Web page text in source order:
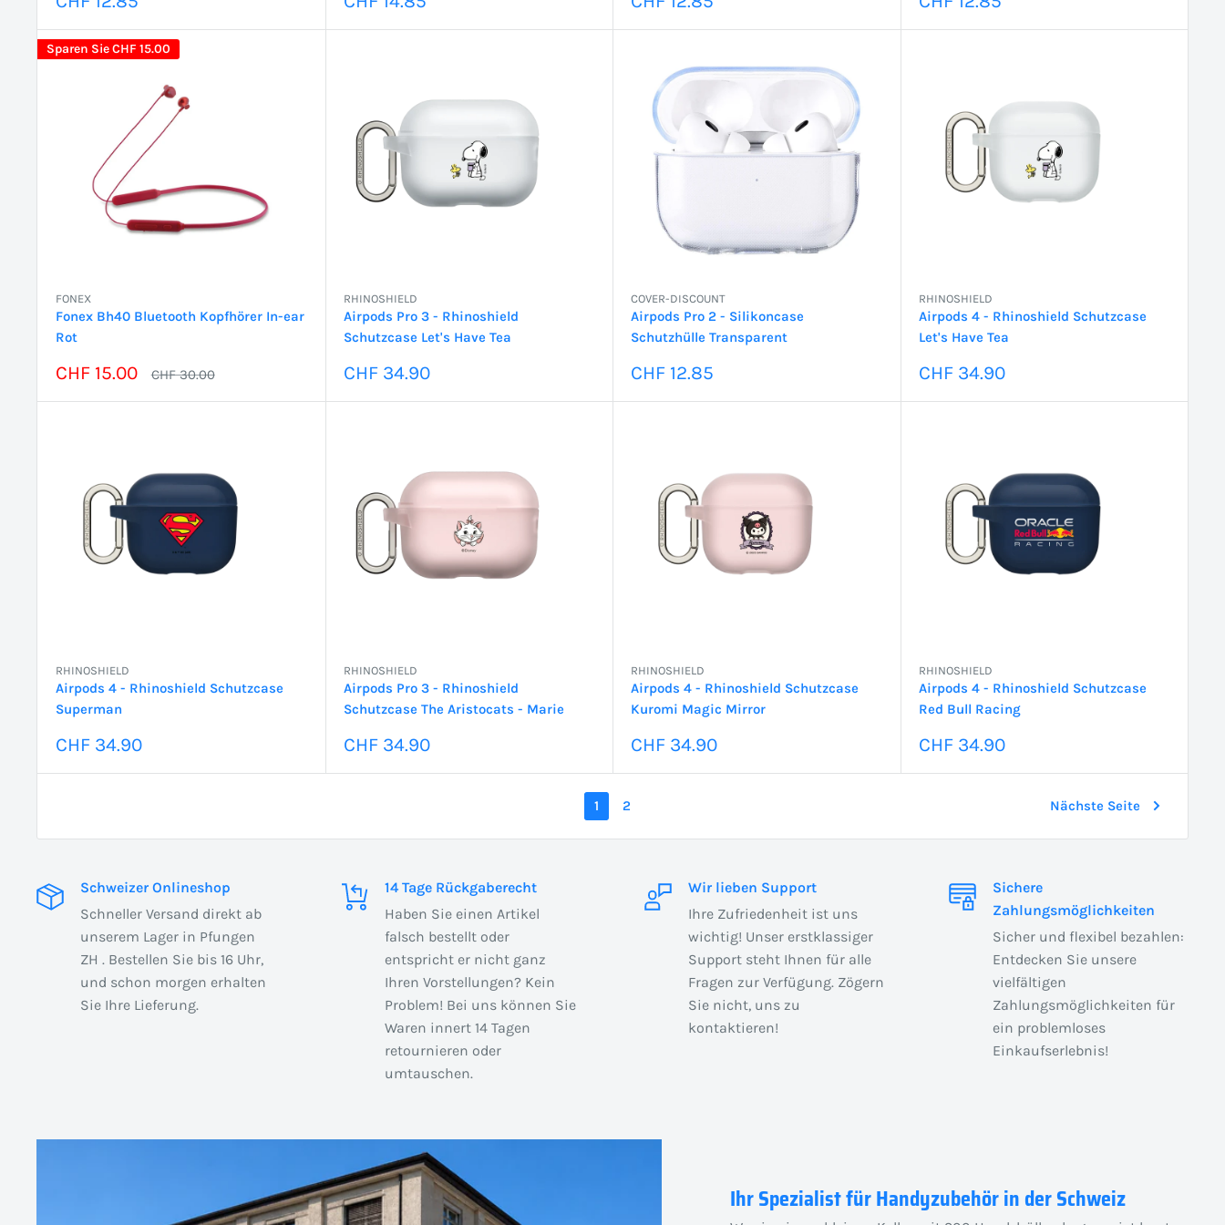
Sparen SieCHF 15.00
FONEX
Fonex Bh40 Bluetooth Kopfhörer In-ear
Rot
Sonderpreis
CHF 15.00 Normalpreis
CHF 30.00
RHINOSHIELD
Airpods Pro 3 - Rhinoshield
Schutzcase Let's Have Tea
Sonderpreis
CHF 34.90
COVER-DISCOUNT
Airpods Pro 2 - Silikoncase
Schutzhülle Transparent
Sonderpreis
CHF 12.85
RHINOSHIELD
Airpods 4 - Rhinoshield Schutzcase
Let's Have Tea
Sonderpreis
CHF 34.90
RHINOSHIELD
Airpods 4 - Rhinoshield Schutzcase
Superman
Sonderpreis
CHF 34.90
RHINOSHIELD
Airpods Pro 3 - Rhinoshield
Schutzcase The Aristocats - Marie
Sonderpreis
CHF 34.90
RHINOSHIELD
Airpods 4 - Rhinoshield Schutzcase
Kuromi Magic Mirror
Sonderpreis
CHF 34.90
RHINOSHIELD
Airpods 4 - Rhinoshield Schutzcase
Red Bull Racing
Sonderpreis
CHF 34.90
1 2 Nächste Seite
Schweizer Onlineshop
Schneller Versand direkt ab
unserem Lager in Pfungen
ZH . Bestellen Sie bis 16 Uhr,
und schon morgen erhalten
Sie Ihre Lieferung.
14 Tage Rückgaberecht
Haben Sie einen Artikel
falsch bestellt oder
entspricht er nicht ganz
Ihren Vorstellungen? Kein
Problem! Bei uns können Sie
Waren innert 14 Tagen
retournieren oder
umtauschen.
Wir lieben Support
Ihre Zufriedenheit ist uns
wichtig! Unser erstklassiger
Support steht Ihnen für alle
Fragen zur Verfügung. Zögern
Sie nicht, uns zu
kontaktieren!
Sichere
Zahlungsmöglichkeiten
Sicher und flexibel bezahlen:
Entdecken Sie unsere
vielfältigen
Zahlungsmöglichkeiten für
ein problemloses
Einkaufserlebnis!
Ihr Spezialist für Handyzubehör in der Schweiz